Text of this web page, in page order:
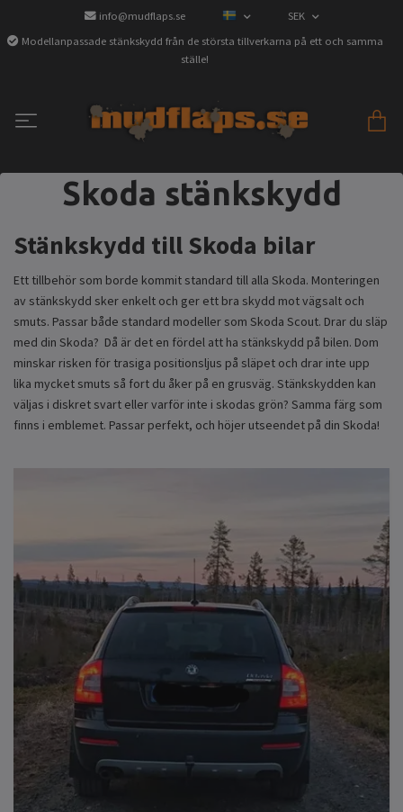
info@mudflaps.se
SEK
Modellanpassade stänkskydd från de största tillverkarna på ett och samma
ställe!
Skoda stänkskydd
Stänkskydd till Skoda bilar
Ett tillbehör som borde kommit standard till alla Skoda. Monteringen
av stänkskydd sker enkelt och ger ett bra skydd mot vägsalt och
smuts. Passar både standard modeller som Skoda Scout. Drar du släp
med din Skoda? Då är det en fördel att ha stänkskydd på bilen. Dom
minskar risken för trasiga positionsljus på släpet och drar inte upp
lika mycket smuts så fort du åker på en grusväg. Stänkskydden kan
väljas i diskret svart eller varför inte i skodas grön? Samma färg som
finns i emblemet. Passar perfekt, och höjer utseendet på din Skoda!